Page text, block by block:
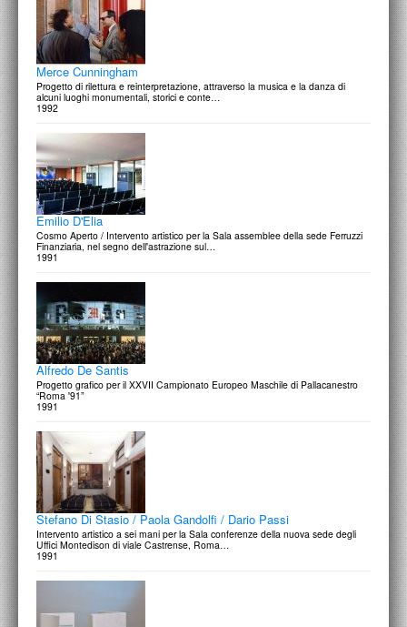
Merce Cunningham
Progetto di rilettura e reinterpretazione, attraverso la musica e la danza di
alcuni luoghi monumentali, storici e conte…
1992
Emilio D'Elia
Cosmo Aperto / Intervento artistico per la Sala assemblee della sede Ferruzzi
Finanziaria, nel segno dell'astrazione sul…
1991
Alfredo De Santis
Progetto grafico per il XXVII Campionato Europeo Maschile di Pallacanestro
“Roma '91”
1991
Stefano Di Stasio / Paola Gandolfi / Dario Passi
Intervento artistico a sei mani per la Sala conferenze della nuova sede degli
Uffici Montedison di viale Castrense, Roma…
1991